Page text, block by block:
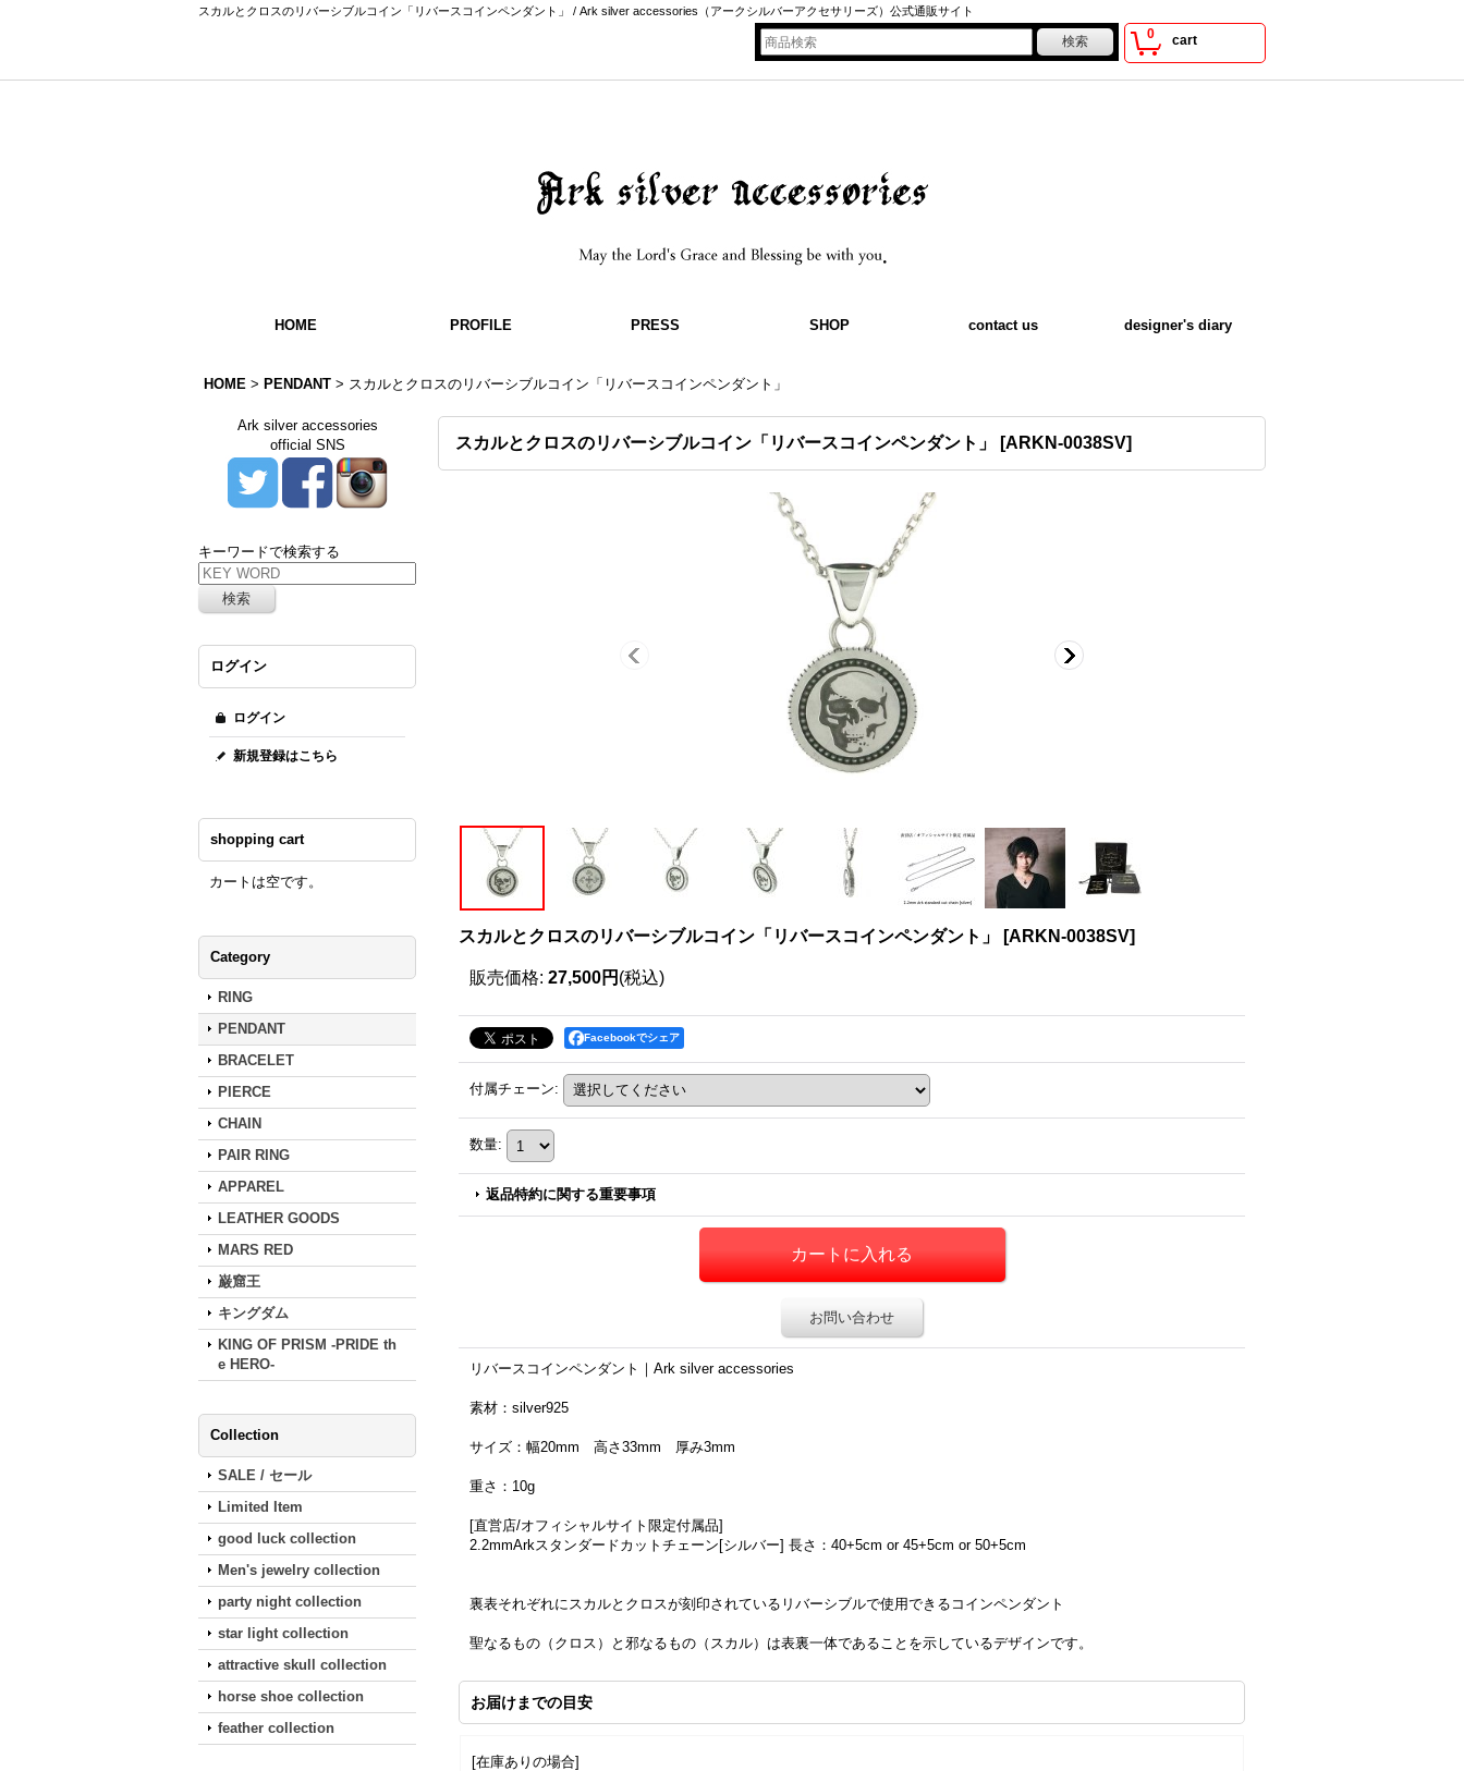
スカルとクロスのリバーシブルコイン「リバースコインペンダント」 / Ark silver accessories（アークシルバーアクセサリーズ）公式通販サイト
0 cart
HOME PROFILE PRESS SHOP contact us designer's diary
HOME > PENDANT > スカルとクロスのリバーシブルコイン「リバースコインペンダント」
Ark silver accessories
official SNS
キーワードで検索する
ログイン
ログイン
新規登録はこちら
shopping cart
カートは空です。
Category
RING
PENDANT
BRACELET
PIERCE
CHAIN
PAIR RING
APPAREL
LEATHER GOODS
MARS RED
巌窟王
キングダム
KING OF PRISM -PRIDE th
e HERO-
Collection
SALE / セール
Limited Item
good luck collection
Men's jewelry collection
party night collection
star light collection
attractive skull collection
horse shoe collection
feather collection
スカルとクロスのリバーシブルコイン「リバースコインペンダント」 [ARKN-0038SV]
スカルとクロスのリバーシブルコイン「リバースコインペンダント」 [ARKN-0038SV]
販売価格: 27,500円 (税込)
Facebookでシェア
付属チェーン:
数量:
返品特約に関する重要事項
お問い合わせ
リバースコインペンダント｜Ark silver accessories
素材：silver925
サイズ：幅20mm 高さ33mm 厚み3mm
重さ：10g
[直営店/オフィシャルサイト限定付属品]
2.2mmArkスタンダードカットチェーン[シルバー] 長さ：40+5cm or 45+5cm or 50+5cm
裏表それぞれにスカルとクロスが刻印されているリバーシブルで使用できるコインペンダント
聖なるもの（クロス）と邪なるもの（スカル）は表裏一体であることを示しているデザインです。
お届けまでの目安
[在庫ありの場合]